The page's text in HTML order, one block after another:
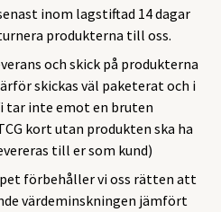
inom lagstiftad 14 dagar
produkterna till oss.
och skick på produkterna
skickas väl paketerat och i
tar inte emot en bruten
kort utan produkten ska ha
till er som kund)
förbehåller vi oss rätten att
värdeminskningen jämfört